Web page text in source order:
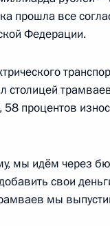
Абу-Даби
прошла все
Федерации.
столицей
процентов
мы идём через
свои
мы